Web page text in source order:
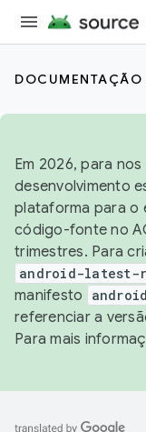
DOCUMENTAÇÃO
Em 2026, para
desenvolvimento
plataforma para o
código-fonte no
trimestres. Para
android-latest-
manifesto
referenciar a
Para mais